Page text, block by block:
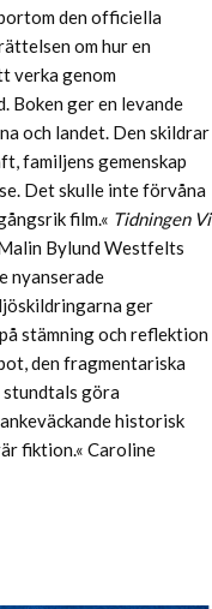
den officiella
om hur en
verka genom
Boken ger en levande
och landet. Den skildrar
familjens gemenskap
Det skulle inte förvåna
film.« Tidningen Vi
Bylund Westfelts
nyanserade
ger
stämning och reflektion
den fragmentariska
stundtals göra
historisk
fiktion.« Caroline